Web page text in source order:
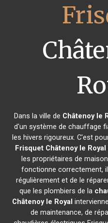
Dans la ville de Châtenoy le
d'un système de chauffage
les hivers rigoureux. C'est
Frisquet Châtenoy le Royal
les propriétaires de
fonctionne correctement,
régulièrement et de le
que les plombiers de la
Châtenoy le Royal
de maintenance, de